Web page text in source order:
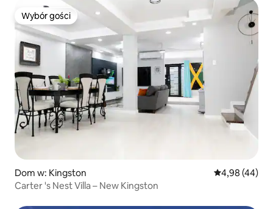
Wybór gości
Wybór gości
Dom w: Kingston Średnia
4,98 (44)
Carter 's Nest Villa – New Kingston